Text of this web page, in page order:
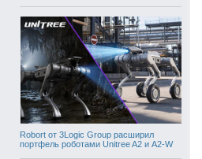
Robort от 3Logic Group расширил
портфель роботами Unitree A2 и A2-W